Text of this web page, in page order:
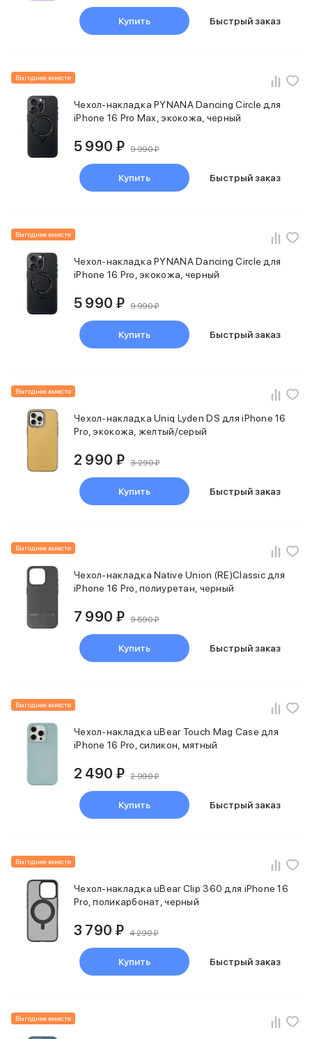
Питание и кабели
Зарядные устройства
Акустические системы
Наушники
Защитные стекла
Ремешки для часов
Сумки и рюкзаки
Поисковые трекеры
Аксессуары для гаджетов
Пульты ДУ
Держатели и подставки
Баннер ПВЗ
Смартфоны
USB-C кабели
Автомобильные зарядные устройства
3D Стикеры
бренды
Баннер гарантия
Баннер доставка
Смартфоны Tecno
Смартфоны Motorola
Смартфоны HONOR
Смартфоны Infinix
Беспроводные наушники
Гарнитуры
Накладные наушники
Акустические системы
Мониторы
Баннер доставка
Популярные бренды
Marshall
Samsung
Sony
JBL
Техника для дома
Купить Быстрый заказ
Выгоднее вместе
Чехол-накладка PYNANA Dancing Circle для
iPhone 16 Pro Max, экокожа, черный
5 990 ₽ 9 990 ₽
Купить Быстрый заказ
Выгоднее вместе
Чехол-накладка PYNANA Dancing Circle для
iPhone 16 Pro, экокожа, черный
5 990 ₽ 9 990 ₽
Купить Быстрый заказ
Выгоднее вместе
Чехол-накладка Uniq Lyden DS для iPhone 16
Pro, экокожа, желтый/серый
2 990 ₽ 3 290 ₽
Купить Быстрый заказ
Выгоднее вместе
Чехол-накладка Native Union (RE)Classic для
iPhone 16 Pro, полиуретан, черный
7 990 ₽ 9 590 ₽
Купить Быстрый заказ
Выгоднее вместе
Чехол-накладка uBear Touch Mag Case для
iPhone 16 Pro, силикон, мятный
2 490 ₽ 2 990 ₽
Купить Быстрый заказ
Выгоднее вместе
Чехол-накладка uBear Сlip 360 для iPhone 16
Pro, поликарбонат, черный
3 790 ₽ 4 290 ₽
Купить Быстрый заказ
Выгоднее вместе